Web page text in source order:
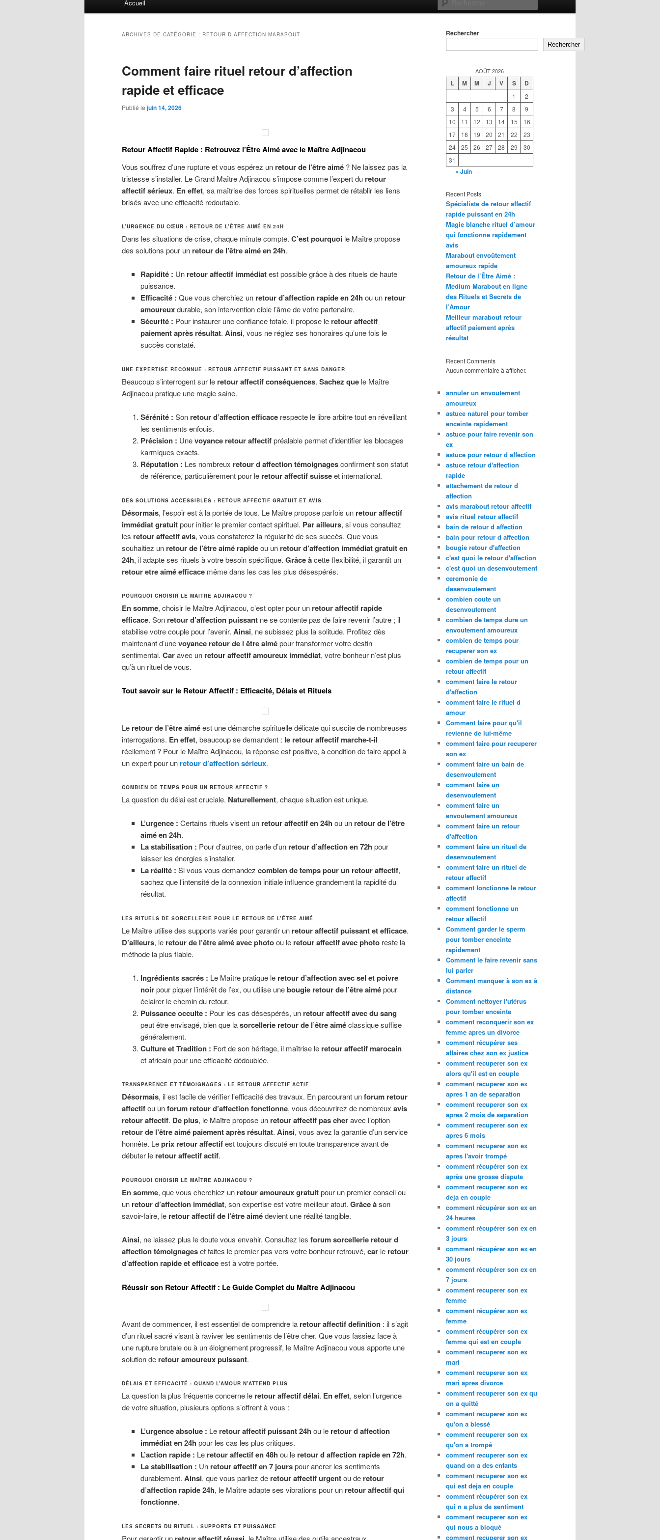
Accueil
ARCHIVES DE CATÉGORIE : RETOUR D AFFECTION MARABOUT
Comment faire rituel retour d’affection
rapide et efficace
Publié le juin 14, 2026
Retour Affectif Rapide : Retrouvez l’Être Aimé avec le Maître Adjinacou
Vous souffrez d’une rupture et vous espérez un retour de l’être aimé ? Ne laissez pas la
tristesse s’installer. Le Grand Maître Adjinacou s’impose comme l’expert du retour
affectif sérieux. En effet, sa maîtrise des forces spirituelles permet de rétablir les liens
brisés avec une efficacité redoutable.
L’URGENCE DU CŒUR : RETOUR DE L’ÊTRE AIMÉ EN 24H
Dans les situations de crise, chaque minute compte. C’est pourquoi le Maître propose
des solutions pour un retour de l’être aimé en 24h.
Rapidité : Un retour affectif immédiatest possible grâce à des rituels de haute
puissance.
Efficacité : Que vous cherchiez un retour d’affection rapide en 24h ou un retour
amoureuxdurable, son intervention cible l’âme de votre partenaire.
Sécurité : Pour instaurer une confiance totale, il propose le retour affectif
paiement après résultat. Ainsi, vous ne réglez ses honoraires qu’une fois le
succès constaté.
UNE EXPERTISE RECONNUE : RETOUR AFFECTIF PUISSANT ET SANS DANGER
Beaucoup s’interrogent sur le retour affectif conséquences. Sachez que le Maître
Adjinacou pratique une magie saine.
Sérénité : Son retour d’affection efficacerespecte le libre arbitre tout en réveillant
les sentiments enfouis.
Précision : Unevoyance retour affectifpréalable permet d’identifier les blocages
karmiques exacts.
Réputation : Les nombreux retour d affection témoignagesconfirment son statut
de référence, particulièrement pour le retour affectif suisseet international.
DES SOLUTIONS ACCESSIBLES : RETOUR AFFECTIF GRATUIT ET AVIS
Désormais, l’espoir est à la portée de tous. Le Maître propose parfois un retour affectif
immédiat gratuitpour initier le premier contact spirituel. Par ailleurs, si vous consultez
les retour affectif avis, vous constaterez la régularité de ses succès. Que vous
souhaitiez un retour de l’être aimé rapideou un retour d’affection immédiat gratuit en
24h, il adapte ses rituels à votre besoin spécifique. Grâce àcette flexibilité, il garantit un
retour etre aimé efficace même dans les cas les plus désespérés.
POURQUOI CHOISIR LE MAÎTRE ADJINACOU ?
En somme, choisir le Maître Adjinacou, c’est opter pour un retour affectif rapide
efficace. Son retour d’affection puissant ne se contente pas de faire revenir l’autre ; il
stabilise votre couple pour l’avenir. Ainsi, ne subissez plus la solitude. Profitez dès
maintenant d’unevoyance retour de l être aimépour transformer votre destin
sentimental. Caravec un retour affectif amoureux immédiat, votre bonheur n’est plus
qu’à un rituel de vous.
Tout savoir sur le Retour Affectif : Efficacité, Délais et Rituels
Le retour de l’être aiméest une démarche spirituelle délicate qui suscite de nombreuses
interrogations. En effet, beaucoup se demandent : le retour affectif marche-t-il
réellement ? Pour le Maître Adjinacou, la réponse est positive, à condition de faire appel à
un expert pour un retour d’affection sérieux.
COMBIEN DE TEMPS POUR UN RETOUR AFFECTIF ?
La question du délai est cruciale. Naturellement, chaque situation est unique.
L’urgence : Certains rituels visent un retour affectif en 24h ou un retour de l’être
aimé en 24h.
La stabilisation : Pour d’autres, on parle d’un retour d’affection en 72h pour
laisser les énergies s’installer.
La réalité : Si vous vous demandez combien de temps pour un retour affectif,
sachez que l’intensité de la connexion initiale influence grandement la rapidité du
résultat.
LES RITUELS DE SORCELLERIE POUR LE RETOUR DE L’ÊTRE AIMÉ
Le Maître utilise des supports variés pour garantir un retour affectif puissant et efficace.
D’ailleurs, le retour de l’être aimé avec photoou le retour affectif avec photo reste la
méthode la plus fiable.
Ingrédients sacrés : Le Maître pratique le retour d’affection avec sel et poivre
noirpour piquer l’intérêt de l’ex, ou utilise unebougie retour de l’être aimépour
éclairer le chemin du retour.
Puissance occulte : Pour les cas désespérés, un retour affectif avec du sang
peut être envisagé, bien que lasorcellerie retour de l’être aiméclassique suffise
généralement.
Culture et Tradition : Fort de son héritage, il maîtrise le retour affectif marocain
et africain pour une efficacité dédoublée.
TRANSPARENCE ET TÉMOIGNAGES : LE RETOUR AFFECTIF ACTIF
Désormais, il est facile de vérifier l’efficacité des travaux. En parcourant unforum retour
affectifou unforum retour d’affection fonctionne, vous découvrirez de nombreux avis
retour affectif. De plus, le Maître propose un retour affectif pas cheravec l’option
retour de l’être aimé paiement après résultat. Ainsi, vous avez la garantie d’un service
honnête. Leprix retour affectifest toujours discuté en toute transparence avant de
débuter le retour affectif actif.
POURQUOI CHOISIR LE MAÎTRE ADJINACOU ?
En somme, que vous cherchiez un retour amoureux gratuitpour un premier conseil ou
un retour d’affection immédiat, son expertise est votre meilleur atout. Grâce àson
savoir-faire, le retour affectif de l’être aimédevient une réalité tangible.
Ainsi, ne laissez plus le doute vous envahir. Consultez les forum sorcellerie retour d
affection témoignageset faites le premier pas vers votre bonheur retrouvé, car le retour
d’affection rapide et efficaceest à votre portée.
Réussir son Retour Affectif : Le Guide Complet du Maître Adjinacou
Avant de commencer, il est essentiel de comprendre la retour affectif definition : il s’agit
d’un rituel sacré visant à raviver les sentiments de l’être cher. Que vous fassiez face à
une rupture brutale ou à un éloignement progressif, le Maître Adjinacou vous apporte une
solution de retour amoureux puissant.
DÉLAIS ET EFFICACITÉ : QUAND L’AMOUR N’ATTEND PLUS
La question la plus fréquente concerne le retour affectif délai. En effet, selon l’urgence
de votre situation, plusieurs options s’offrent à vous :
L’urgence absolue : Le retour affectif puissant 24h ou le retour d affection
immédiat en 24h pour les cas les plus critiques.
L’action rapide : Le retour affectif en 48h ou le retour d affection rapide en 72h.
La stabilisation : Un retour affectif en 7 jourspour ancrer les sentiments
durablement. Ainsi, que vous parliez de retour affectif urgentou de retour
d’affection rapide 24h, le Maître adapte ses vibrations pour un retour affectif qui
fonctionne.
LES SECRETS DU RITUEL : SUPPORTS ET PUISSANCE
Rechercher
Rechercher
AOÛT 2026
L M M J V S D
1
2
3
4 5 6 7 8
9
10
11 12 13 14 15
16
17
18 19 20 21 22
23
24
25 26 27 28 29
30
31
« Juin
Recent Posts
Spécialiste de retour affectif
rapide puissant en 24h
Magie blanche rituel d’amour
qui fonctionne rapidement
avis
Marabout envoûtement
amoureux rapide
Retour de l’Être Aimé :
Medium Marabout en ligne
des Rituels et Secrets de
l’Amour
Meilleur marabout retour
affectif paiement après
résultat
Recent Comments
Aucun commentaire à afficher.
annuler un envoutement
amoureux
astuce naturel pour tomber
enceinte rapidement
astuce pour faire revenir son
ex
astuce pour retour d affection
astuce retour d'affection
rapide
attachement de retour d
affection
avis marabout retour affectif
avis rituel retour affectif
bain de retour d affection
bain pour retour d affection
bougie retour d'affection
c'est quoi le retour d'affection
c'est quoi un desenvoutement
ceremonie de
desenvoutement
combien coute un
desenvoutement
combien de temps dure un
envoutement amoureux
combien de temps pour
recuperer son ex
combien de temps pour un
retour affectif
comment faire le retour
d'affection
comment faire le rituel d
amour
Comment faire pour qu'il
revienne de lui-même
comment faire pour recuperer
son ex
comment faire un bain de
desenvoutement
comment faire un
desenvoutement
comment faire un
envoutement amoureux
comment faire un retour
d'affection
comment faire un rituel de
desenvoutement
comment faire un rituel de
retour affectif
comment fonctionne le retour
affectif
comment fonctionne un
retour affectif
Comment garder le sperm
pour tomber enceinte
rapidement
Comment le faire revenir sans
lui parler
Comment manquer à son ex à
distance
Comment nettoyer l'utérus
pour tomber enceinte
comment reconquerir son ex
femme apres un divorce
comment récupérer ses
affaires chez son ex justice
comment recuperer son ex
alors qu'il est en couple
comment recuperer son ex
apres 1 an de separation
comment recuperer son ex
apres 2 mois de separation
comment recuperer son ex
apres 6 mois
comment recuperer son ex
apres l'avoir trompé
comment récupérer son ex
après une grosse dispute
comment recuperer son ex
deja en couple
comment récupérer son ex en
24 heures
comment récupérer son ex en
3 jours
comment récupérer son ex en
30 jours
comment récupérer son ex en
7 jours
comment recuperer son ex
femme
comment récupérer son ex
femme
comment récupérer son ex
femme qui est en couple
comment recuperer son ex
mari
comment recuperer son ex
mari apres divorce
comment recuperer son ex qu
on a quitté
comment recuperer son ex
qu'on a blessé
comment recuperer son ex
qu'on a trompé
comment recuperer son ex
quand on a des enfants
comment recuperer son ex
qui est deja en couple
comment récupérer son ex
qui n a plus de sentiment
comment recuperer son ex
qui nous a bloqué
comment recuperer son ex